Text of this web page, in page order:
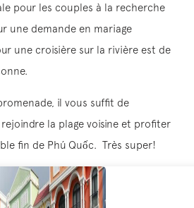
pour les couples à la recherche
une demande en mariage
une croisière sur la rivière est de
il vous suffit de
la plage voisine et profiter
fin de Phú Quốc. Très super!